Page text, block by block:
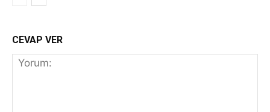
CEVAP VER